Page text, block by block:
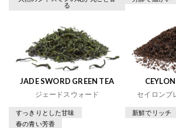
る
JADE SWORD GREEN TEA
ジェードスウォード
すっきりとした甘味
春の青い芳香
セイロンブ
新鮮でリッチ